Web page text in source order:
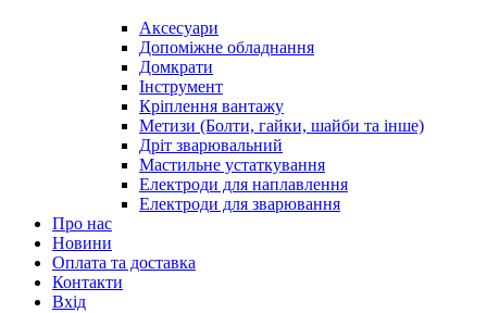
Аксесуари
Допоміжне обладнання
Домкрати
Інструмент
Кріплення вантажу
Метизи (Болти, гайки, шайби та інше)
Дріт зварювальний
Мастильне устаткування
Електроди для наплавлення
Електроди для зварювання
Про нас
Новини
Оплата та доставка
Контакти
Вхiд